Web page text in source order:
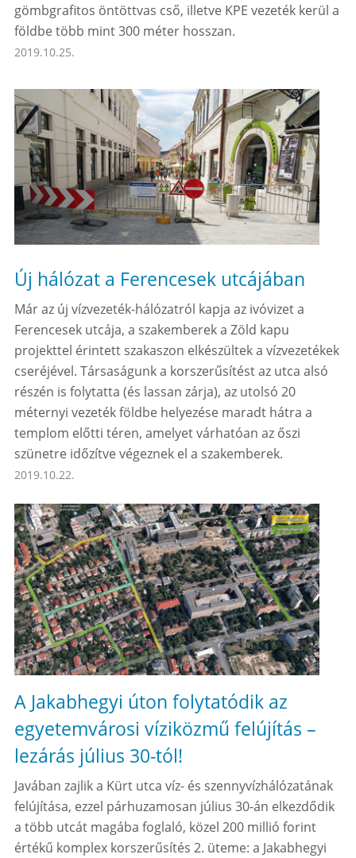
gömbgrafitos öntöttvas cső, illetve KPE vezeték kerül a
földbe több mint 300 méter hosszan.
2019.10.25.
Új hálózat a Ferencesek utcájában
Már az új vízvezeték-hálózatról kapja az ivóvizet a
Ferencesek utcája, a szakemberek a Zöld kapu
projekttel érintett szakaszon elkészültek a vízvezetékek
cseréjével. Társaságunk a korszerűsítést az utca alsó
részén is folytatta (és lassan zárja), az utolsó 20
méternyi vezeték földbe helyezése maradt hátra a
templom előtti téren, amelyet várhatóan az őszi
szünetre időzítve végeznek el a szakemberek.
2019.10.22.
A Jakabhegyi úton folytatódik az
egyetemvárosi víziközmű felújítás –
lezárás július 30-tól!
Javában zajlik a Kürt utca víz- és szennyvízhálózatának
felújítása, ezzel párhuzamosan július 30-án elkezdődik
a több utcát magába foglaló, közel 200 millió forint
értékű komplex korszerűsítés 2. üteme: a Jakabhegyi